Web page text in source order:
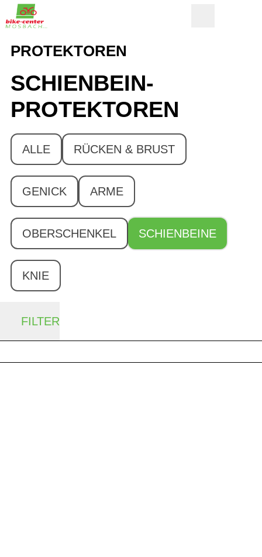
PROTEKTOREN
SCHIENBEIN-
PROTEKTOREN
ALLE RÜCKEN & BRUST
GENICK ARME
OBERSCHENKEL SCHIENBEINE
KNIE
FILTER